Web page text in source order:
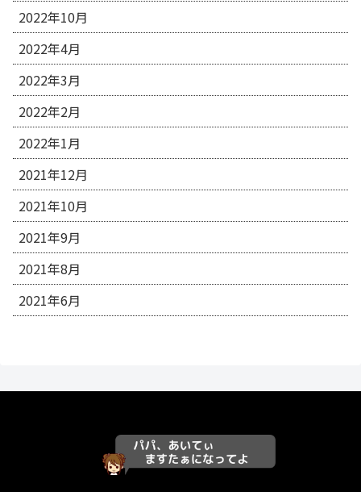
2022年10月
2022年4月
2022年3月
2022年2月
2022年1月
2021年12月
2021年10月
2021年9月
2021年8月
2021年6月